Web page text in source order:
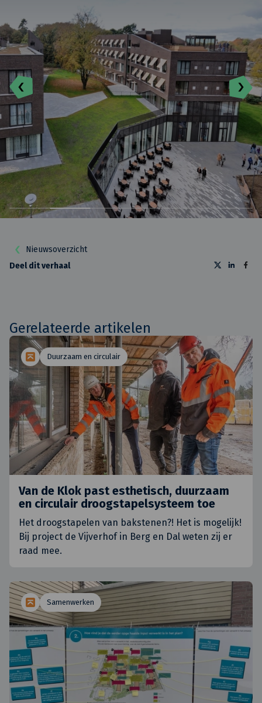
Nieuwsoverzicht
Deel dit verhaal
Gerelateerde artikelen
Duurzaam en circulair
Van de Klok past esthetisch, duurzaam
en circulair droogstapelsysteem toe
Het droogstapelen van bakstenen?! Het is mogelijk!
Bij project de Vijverhof in Berg en Dal weten zij er
raad mee.
Samenwerken